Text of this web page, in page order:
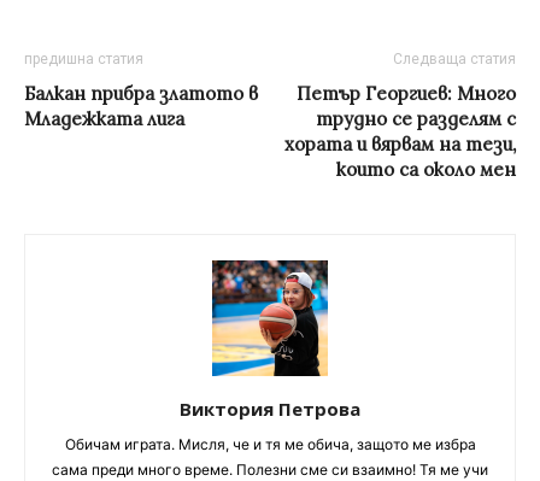
предишна статия
Балкан прибра златото в
Младежката лига
Следваща статия
Петър Георгиев: Много
трудно се разделям с
хората и вярвам на тези,
които са около мен
Виктория Петрова
Обичам играта. Мисля, че и тя ме обича, защото ме избра
сама преди много време. Полезни сме си взаимно! Тя ме учи